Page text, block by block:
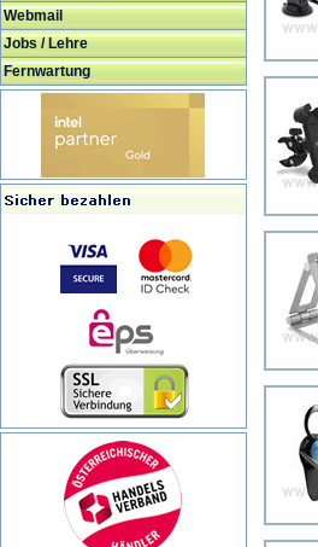
Webmail
Jobs / Lehre
Fernwartung